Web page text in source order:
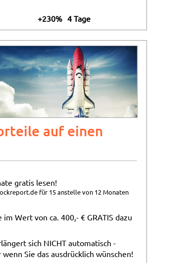
+230% 4 Tage
auf einen
gratis lesen!
für 15 anstelle von 12 Monaten
im Wert von ca. 400,- € GRATIS dazu
sich NICHT automatisch -
Sie das ausdrücklich wünschen!